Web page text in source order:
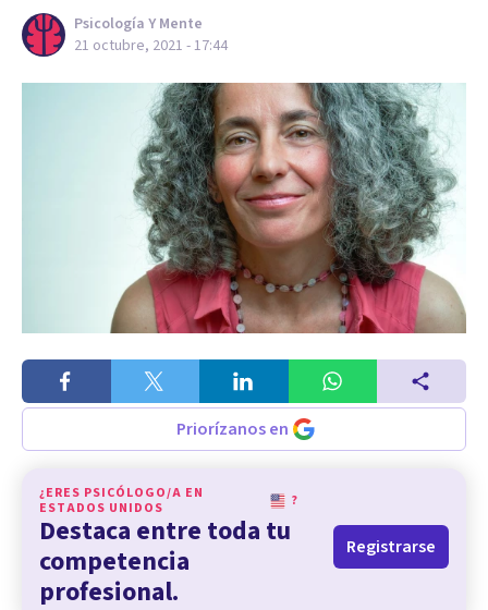
Psicología Y Mente
21 octubre, 2021 - 17:44
Priorízanos en
¿ERES PSICÓLOGO/A EN
ESTADOS UNIDOS
?
Destaca entre toda tu
competencia
profesional.
Registrarse